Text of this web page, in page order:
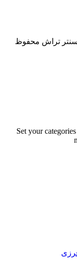
سنتر تراش محفوظ
Set your